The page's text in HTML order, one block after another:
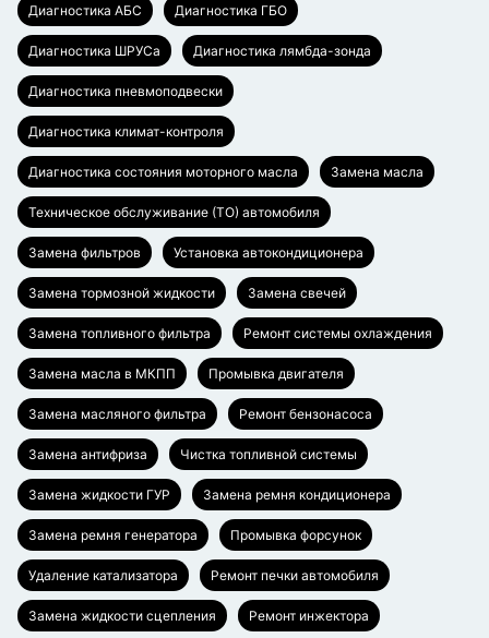
Диагностика АБС Диагностика ГБО
Диагностика ШРУСа Диагностика лямбда-зонда
Диагностика пневмоподвески
Диагностика климат-контроля
Диагностика состояния моторного масла Замена масла
Техническое обслуживание (ТО) автомобиля
Замена фильтров Установка автокондиционера
Замена тормозной жидкости Замена свечей
Замена топливного фильтра Ремонт системы охлаждения
Замена масла в МКПП Промывка двигателя
Замена масляного фильтра Ремонт бензонасоса
Замена антифриза Чистка топливной системы
Замена жидкости ГУР Замена ремня кондиционера
Замена ремня генератора Промывка форсунок
Удаление катализатора Ремонт печки автомобиля
Замена жидкости сцепления Ремонт инжектора